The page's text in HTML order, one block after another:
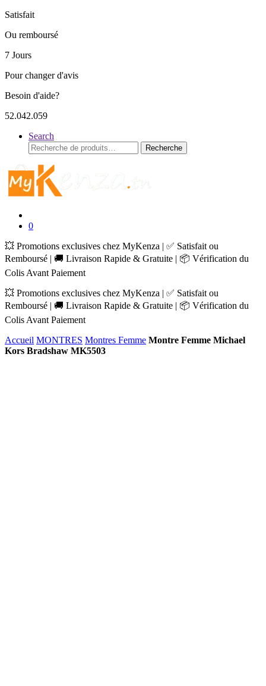
Satisfait
Ou remboursé
7 Jours
Pour changer d'avis
Besoin d'aide?
52.042.059
Search
Recherche
pour :
Recherche
0
💥 Promotions exclusives chez MyKenza | ✅ Satisfait ou
Remboursé | 🚚 Livraison Rapide & Gratuite | 📦 Vérification du
Colis Avant Paiement
💥 Promotions exclusives chez MyKenza | ✅ Satisfait ou
Remboursé | 🚚 Livraison Rapide & Gratuite | 📦 Vérification du
Colis Avant Paiement
Accueil MONTRES Montres Femme Montre Femme Michael
Kors Bradshaw MK5503